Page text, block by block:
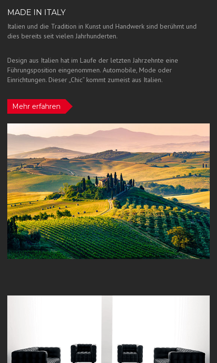
MADE IN ITALY
Italien und die Tradition in Kunst und Handwerk sind berühmt und
dies bereits seit vielen Jahrhunderten.
Design aus Italien hat im Laufe der letzten Jahrzehnte eine
Führungsposition eingenommen. Automobile, Mode oder
Einrichtungen. Dieser „Chic“ kommt zumeist aus Italien.
Mehr erfahren